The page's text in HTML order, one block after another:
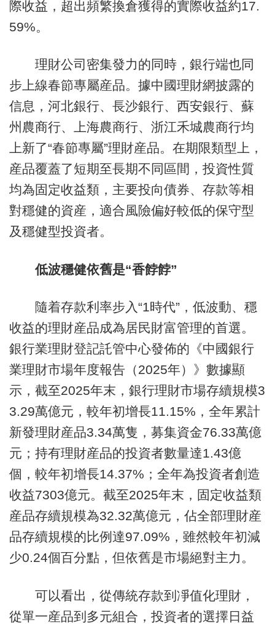
際收益，超出頻繁換倉獲得的實際收益約17.
59%。
理財公司密集發力的同時，銀行端也同
步上線春節專屬産品。據中國理財網披露的
信息，河北銀行、長沙銀行、西安銀行、蘇
州農商行、上海農商行、浙江禾城農商行均
上新了“春節專屬”理財産品。在期限類型上，
産品覆蓋了短期至長期不同區間，投資性質
均為固定收益類，主要投向債券、存款等相
對穩健的資産，適合風險偏好較低的保守型
及穩健型投資者。
低波穩健依舊是“香餑餑”
隨着存款利率步入“1時代”，低波動、穩
收益的理財産品成為居民財富管理的首選。
銀行業理財登記託管中心發佈的《中國銀行
業理財市場年度報告（2025年）》數據顯
示，截至2025年末，銀行理財市場存續規模3
3.29萬億元，較年初增長11.15%，全年累計
新發理財産品3.34萬隻，募集資金76.33萬億
元；持有理財産品的投資者數量達1.43億
個，較年初增長14.37%；全年為投資者創造
收益7303億元。截至2025年末，固定收益類
産品存續規模為32.32萬億元，佔全部理財産
品存續規模的比例達97.09%，雖然較年初減
少0.24個百分點，但依舊是市場絕對主力。
可以看出，從傳統存款到凈值化理財，
從單一産品到多元組合，投資者的選擇日益